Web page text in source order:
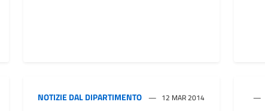
NOTIZIE DAL DIPARTIMENTO 12 MAR 2014